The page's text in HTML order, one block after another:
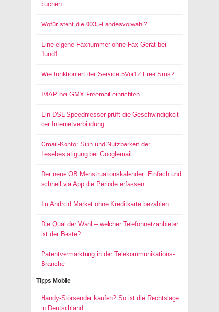
buchen
Wofür steht die 0035-Landesvorwahl?
Eine eigene Faxnummer ohne Fax-Gerät bei
1und1
Wie funktioniert der Service 5Vor12 Free Sms?
IMAP bei GMX Freemail einrichten
Ein DSL Speedmesser prüft die Geschwindigkeit
der Internetverbindung
Gmail-Konto: Sinn und Nutzbarkeit der
Lesebestätigung bei Googlemail
Der neue OB Menstruationskalender: Einfach und
schnell via App die Periode erfassen
Im Android Market ohne Kreditkarte bezahlen
Die Qual der Wahl – welcher Telefonnetzanbieter
ist der Beste?
Patentvermarktung in der Telekommunikations-
Branche
Tipps Mobile
Handy-Störsender kaufen? So ist die Rechtslage
in Deutschland